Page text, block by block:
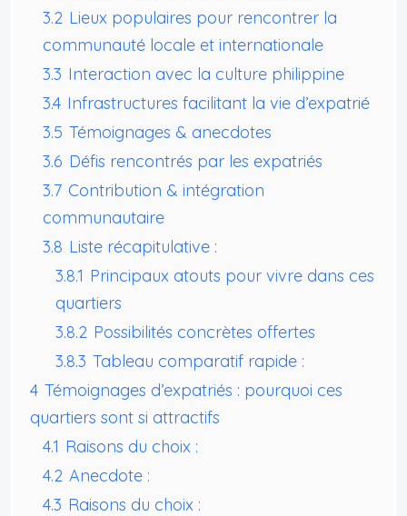
3.2 Lieux populaires pour rencontrer la
communauté locale et internationale
3.3 Interaction avec la culture philippine
3.4 Infrastructures facilitant la vie d’expatrié
3.5 Témoignages & anecdotes
3.6 Défis rencontrés par les expatriés
3.7 Contribution & intégration
communautaire
3.8 Liste récapitulative :
3.8.1 Principaux atouts pour vivre dans ces
quartiers
3.8.2 Possibilités concrètes offertes
3.8.3 Tableau comparatif rapide :
4 Témoignages d’expatriés : pourquoi ces
quartiers sont si attractifs
4.1 Raisons du choix :
4.2 Anecdote :
4.3 Raisons du choix :